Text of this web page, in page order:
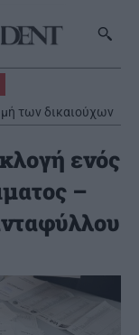
των δικαιούχων
ενός
–